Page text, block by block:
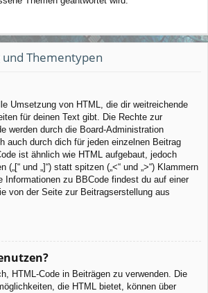
Thementypen
Umsetzung von HTML, die dir weitreichende
für deinen Text gibt. Die Rechte zur
werden durch die Board-Administration
auch durch dich für jeden einzelnen Beitrag
ist ähnlich wie HTML aufgebaut, jedoch
(„[“ und „]“) statt spitzen („<“ und „>“) Klammern
Informationen zu BBCode findest du auf einer
von der Seite zur Beitragserstellung aus
HTML-Code in Beiträgen zu verwenden. Die
die HTML bietet, können über